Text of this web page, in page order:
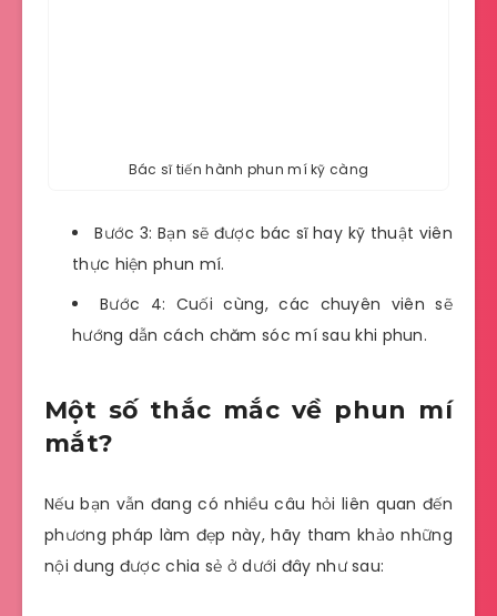
Bác sĩ tiến hành phun mí kỹ càng
Bước 3: Bạn sẽ được bác sĩ hay kỹ thuật viên
thực hiện phun mí.
Bước 4: Cuối cùng, các chuyên viên sẽ
hướng dẫn cách chăm sóc mí sau khi phun.
Một số thắc mắc về phun mí
mắt?
Nếu bạn vẫn đang có nhiều câu hỏi liên quan đến
phương pháp làm đẹp này, hãy tham khảo những
nội dung được chia sẻ ở dưới đây như sau: